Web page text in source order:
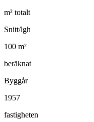
m² totalt
Snitt/lgh
100 m²
beräknat
Byggår
1957
fastigheten